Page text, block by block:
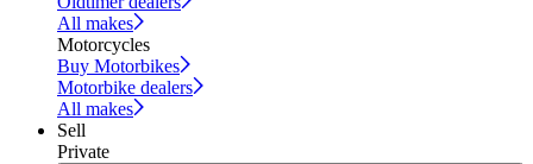
All makes
Motorcycles
Buy Motorbikes
Motorbike dealers
All makes
Sell
Private